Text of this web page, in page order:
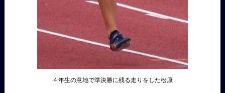
４年生の意地で準決勝に残る走りをした松原